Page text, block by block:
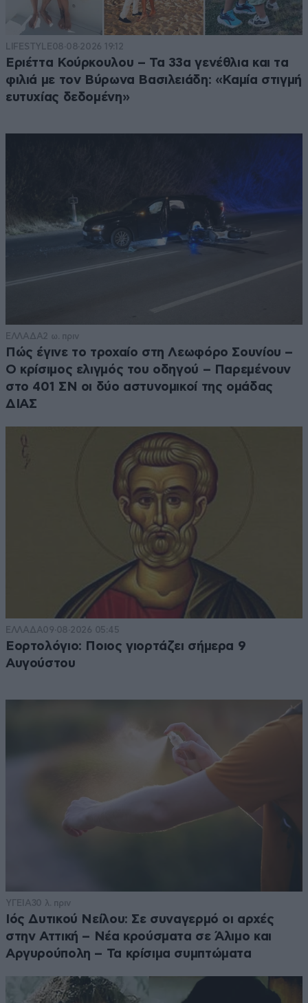
LIFESTYLE08·08·2026 19:12
Εριέττα Κούρκουλου – Τα 33α γενέθλια και τα
φιλιά με τον Βύρωνα Βασιλειάδη: «Καμία στιγμή
ευτυχίας δεδομένη»
ΕΛΛΑΔΑ2 ω. πριν
Πώς έγινε το τροχαίο στη Λεωφόρο Σουνίου –
Ο κρίσιμος ελιγμός του οδηγού – Παρεμένουν
στο 401 ΣΝ οι δύο αστυνομικοί της ομάδας
ΔΙΑΣ
ΕΛΛΑΔΑ09·08·2026 05:45
Εορτολόγιο: Ποιος γιορτάζει σήμερα 9
Αυγούστου
ΥΓΕΙΑ30 λ. πριν
Ιός Δυτικού Νείλου: Σε συναγερμό οι αρχές
στην Αττική – Νέα κρούσματα σε Άλιμο και
Αργυρούπολη – Τα κρίσιμα συμπτώματα